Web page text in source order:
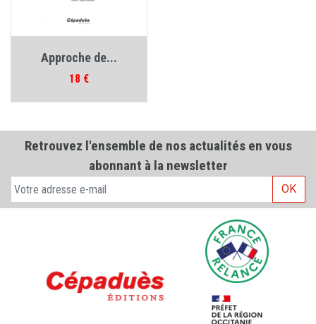
Approche de...
Prix
18 €
Retrouvez l'ensemble de nos actualités en vous
abonnant à la newsletter
OK